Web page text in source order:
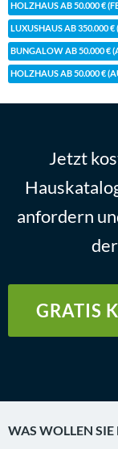
HOLZHAUS AB 50.000 €
LUXUSHAUS AB 350.000 €
BUNGALOW AB 50.000 €
HOLZHAUS AB 50.000 €
Jetzt
anfordern
GRATIS
WAS WOLLEN SIE